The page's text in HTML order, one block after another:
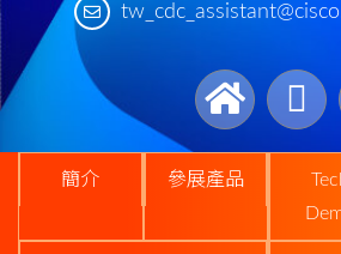
簡介 參展產品